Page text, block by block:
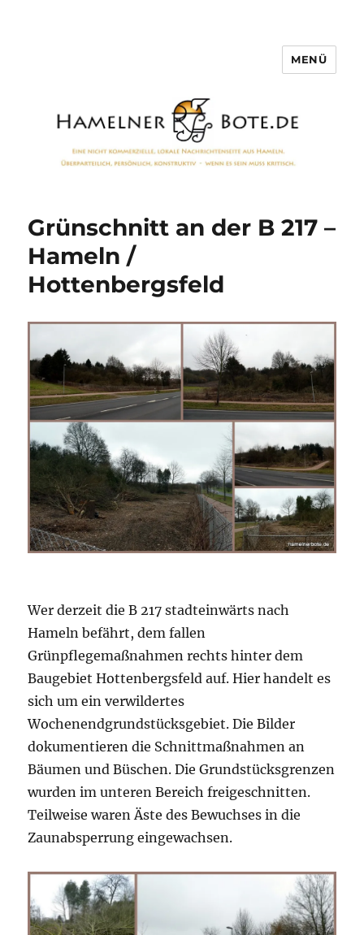
MENÜ
Grünschnitt an der B 217 –
Hameln /
Hottenbergsfeld
Wer derzeit die B 217 stadteinwärts nach
Hameln befährt, dem fallen
Grünpflegemaßnahmen rechts hinter dem
Baugebiet Hottenbergsfeld auf. Hier handelt es
sich um ein verwildertes
Wochenendgrundstücksgebiet. Die Bilder
dokumentieren die Schnittmaßnahmen an
Bäumen und Büschen. Die Grundstücksgrenzen
wurden im unteren Bereich freigeschnitten.
Teilweise waren Äste des Bewuchses in die
Zaunabsperrung eingewachsen.